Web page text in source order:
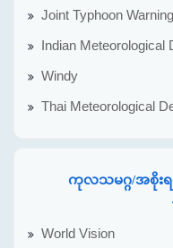
Joint Typhoon
Indian Meteorological
Windy
Thai Meteorological
ကုလသမဂ္ဂ/အစိုး
World Vision